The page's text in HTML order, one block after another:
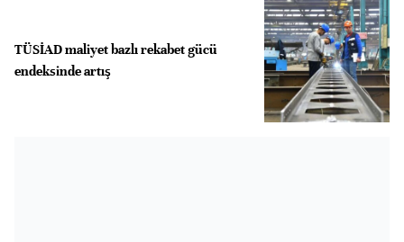
TÜSİAD maliyet bazlı rekabet gücü
endeksinde artış